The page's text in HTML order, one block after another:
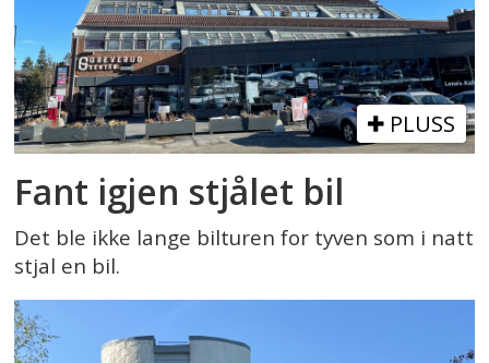
PLUSS
Fant igjen stjålet bil
Det ble ikke lange bilturen for tyven som i natt
stjal en bil.